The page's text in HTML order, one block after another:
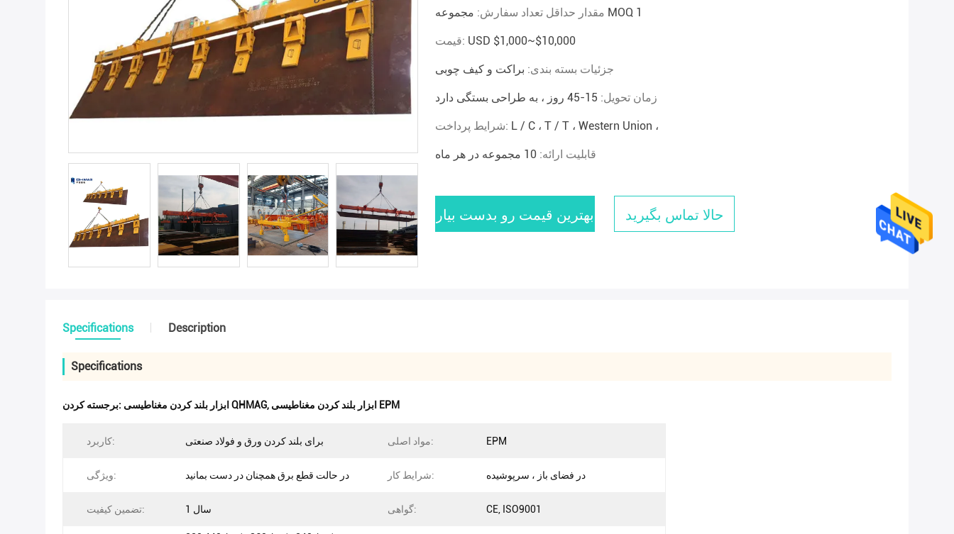
مقدار حداقل تعداد سفارش: مجموعه MOQ 1
قیمت: USD $1,000~$10,000
جزئیات بسته بندی: براکت و کیف چوبی
زمان تحویل: 15-45 روز ، به طراحی بستگی دارد
شرایط پرداخت: L / C ، T / T ، Western Union ،
قابلیت ارائه: 10 مجموعه در هر ماه
بهترین قیمت رو بدست بیار حالا تماس بگیرید
Specifications Description
Specifications
برجسته کردن: ابزار بلند کردن مغناطیسی QHMAG, ابزار بلند کردن مغناطیسی EPM
کاربرد: برای بلند کردن ورق و فولاد صنعتی مواد اصلی: EPM
ویژگی: در حالت قطع برق همچنان در دست بمانید شرایط کار: در فضای باز ، سرپوشیده
تضمین کیفیت: 1 سال گواهی: CE, ISO9001